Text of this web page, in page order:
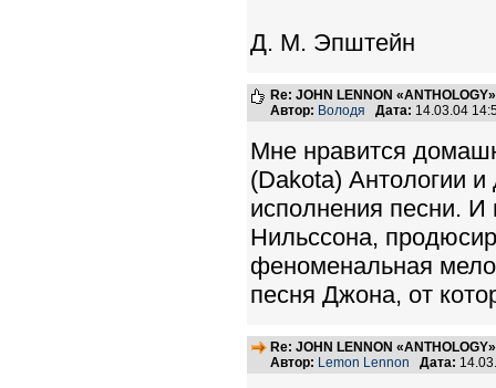
Д. М. Эпштейн
Re: JOHN LENNON
Автор: Володя Дата: 14.03.04
Мне нравится
(Dakota) Антологии
исполнения песни. И
Нильссона,
феноменальная
песня Джона, от
Re: JOHN LENNON
Автор: Lemon Lennon Дата: